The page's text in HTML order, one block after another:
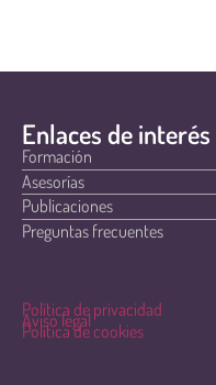
Enlaces de interés
Formación
Asesorías
Publicaciones
Preguntas frecuentes
Política de privacidad
Aviso legal
Política de cookies